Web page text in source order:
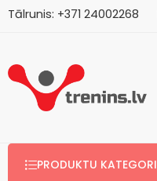
Tālrunis: +371 24002268
PRODUKTU